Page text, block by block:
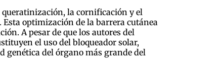
queratinización, la cornificación y el
Esta optimización de la barrera cutánea
A pesar de que los autores del
el uso del bloqueador solar,
genética del órgano más grande del